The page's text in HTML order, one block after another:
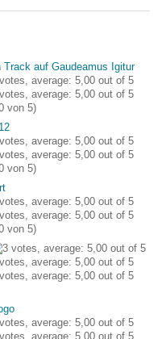
auf Gaudeamus Igitur
von 5)
von 5)
von 5)